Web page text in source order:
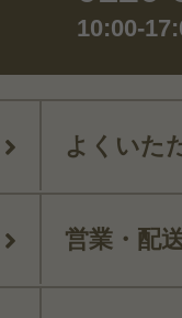
10:00-
よくいた
営業・配